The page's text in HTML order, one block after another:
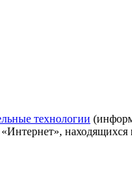
технологии